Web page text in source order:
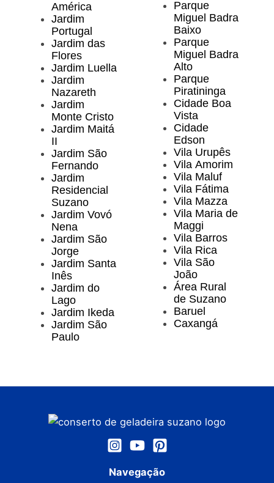
América
Jardim
Portugal
Jardim das
Flores
Jardim Luella
Jardim
Nazareth
Jardim
Monte Cristo
Jardim Maitá
II
Jardim São
Fernando
Jardim
Residencial
Suzano
Jardim Vovó
Nena
Jardim São
Jorge
Jardim Santa
Inês
Jardim do
Lago
Jardim Ikeda
Jardim São
Paulo
Parque
Miguel Badra
Baixo
Parque
Miguel Badra
Alto
Parque
Piratininga
Cidade Boa
Vista
Cidade
Edson
Vila Urupês
Vila Amorim
Vila Maluf
Vila Fátima
Vila Mazza
Vila Maria de
Maggi
Vila Barros
Vila Rica
Vila São
João
Área Rural
de Suzano
Baruel
Caxangá
Navegação